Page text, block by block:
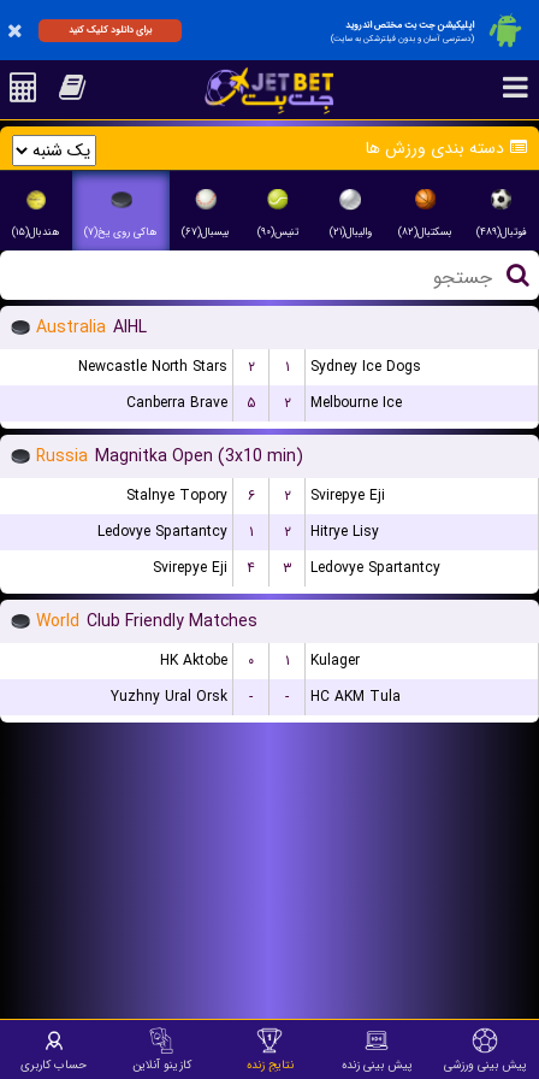
اپلیکیشن جت بت مختص اندروید
(دسترسی آسان و بدون فیلترشکن به سایت)
برای دانلود کلیک کنید
دسته بندی ورزش ها
فوتبال(۴۸۹) بسکتبال(۸۲) والیبال(۲۱) تنیس(۹۰) بیسبال(۶۷) هاکی روی یخ(۷) هندبال(۱۵)
Australia AIHL
Newcastle North Stars ۲ ۱
Sydney Ice Dogs
Canberra Brave
۵ ۲ Melbourne Ice
Russia Magnitka Open (3x10 min)
Stalnye Topory ۶ ۲
Svirepye Eji
Ledovye Spartantcy
۱ ۲
Hitrye Lisy
Svirepye Eji
۴ ۳ Ledovye Spartantcy
World Club Friendly Matches
HK Aktobe ۰ ۱
Kulager
Yuzhny Ural Orsk
- - HC AKM Tula
پیش بینی ورزشی پیش بینی زنده نتایج زنده کازینو آنلاین حساب کاربری